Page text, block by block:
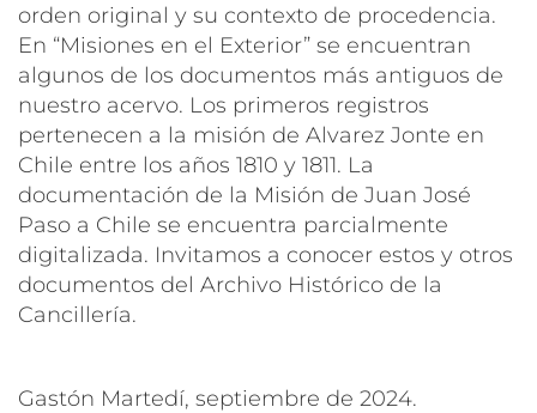
orden original y su contexto de procedencia.
En “Misiones en el Exterior” se encuentran
algunos de los documentos más antiguos de
nuestro acervo. Los primeros registros
pertenecen a la misión de Alvarez Jonte en
Chile entre los años 1810 y 1811. La
documentación de la Misión de Juan José
Paso a Chile se encuentra parcialmente
digitalizada. Invitamos a conocer estos y otros
documentos del Archivo Histórico de la
Cancillería.
Gastón Martedí, septiembre de 2024.